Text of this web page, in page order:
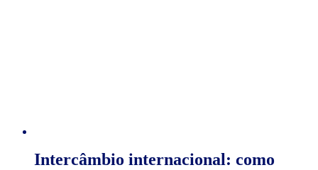
Intercâmbio internacional: como